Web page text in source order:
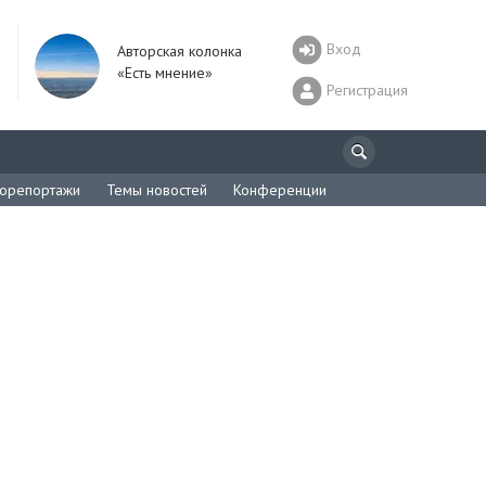
Авторская колонка
«Есть мнение»
Вход
Регистрация
Темы новостей Конференции